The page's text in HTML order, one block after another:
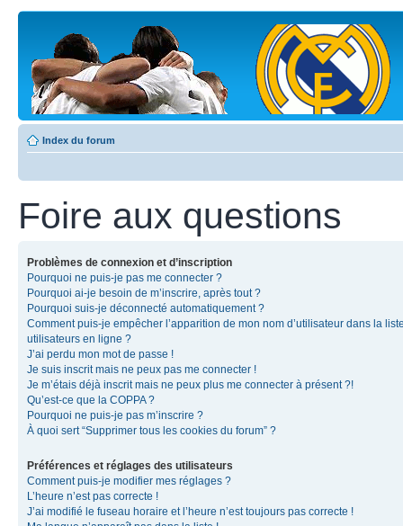
Index du forum
Foire aux questions
Problèmes de connexion et d’inscription
Pourquoi ne puis-je pas me connecter ?
Pourquoi ai-je besoin de m’inscrire, après tout ?
Pourquoi suis-je déconnecté automatiquement ?
Comment puis-je empêcher l’apparition de mon nom d’utilisateur dans la
utilisateurs en ligne ?
J’ai perdu mon mot de passe !
Je suis inscrit mais ne peux pas me connecter !
Je m’étais déjà inscrit mais ne peux plus me connecter à présent ?!
Qu’est-ce que la COPPA ?
Pourquoi ne puis-je pas m’inscrire ?
À quoi sert “Supprimer tous les cookies du forum” ?
Préférences et réglages des utilisateurs
Comment puis-je modifier mes réglages ?
L’heure n’est pas correcte !
J’ai modifié le fuseau horaire et l’heure n’est toujours pas correcte !